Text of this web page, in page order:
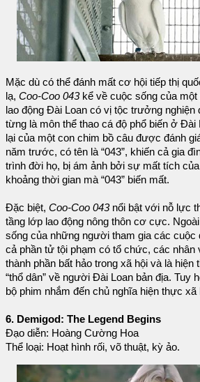
Mặc dù có thể đánh mất cơ hội tiếp thị
lạ, Coo-Coo 043kể về cuộc sống của một
lao động Đài Loan có vị tộc trưởng nghiện
từng là môn thể thao cá độ phổ biến ở
lại của một con chim bồ câu được đánh
năm trước, có tên là “043”, khiến cả gia
trình đời họ, bị ám ảnh bởi sự mất tích
khoảng thời gian mà “043” biến mất.
Đặc biệt, Coo-Coo 043nổi bật với nỗ lực
tầng lớp lao động nông thôn cơ cực.
sống của những người tham gia các cuộc
cả phần tử tội phạm có tổ chức, các nhân
thành phần bất hảo trong xã hội và là hiện
“thổ dân” về người Đài Loan bản địa. Tuy
bộ phim nhắm đến chủ nghĩa hiện thực xã
6. Demigod: The Legend Begins
Đạo diễn: Hoàng Cường Hoa
Thể loại: Hoạt hình rối, võ thuật, kỳ ảo.